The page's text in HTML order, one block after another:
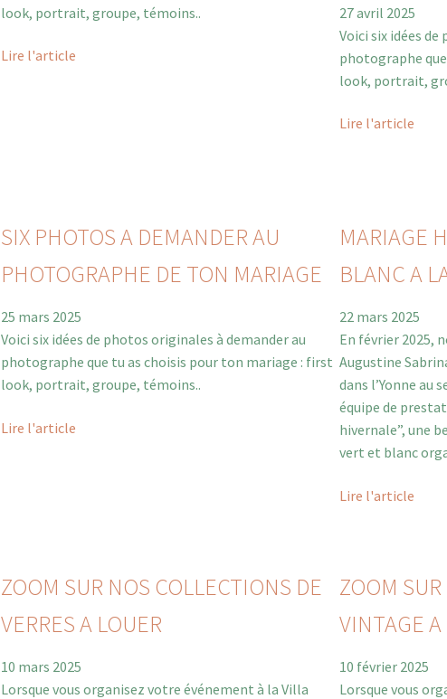
look, portrait, groupe, témoins..
Lire l'article
27 avril 2025
Voici six idées
photographe
look, portrait,
Lire l'article
SIX PHOTOS A DEMANDER AU
PHOTOGRAPHE DE TON MARIAGE
25 mars 2025
Voici six idées de photos originales à demander au
photographe que tu as choisis pour ton mariage : first
look, portrait, groupe, témoins..
Lire l'article
MARIAGE
BLANC A
22 mars 2025
En février 2025,
Augustine
dans l’Yonne au
équipe de
hivernale”, une
vert et blanc
Lire l'article
ZOOM SUR NOS COLLECTIONS DE
VERRES A LOUER
10 mars 2025
Lorsque vous organisez votre événement à la Villa
ZOOM
VINTAGE A
10 février 2025
Lorsque vous